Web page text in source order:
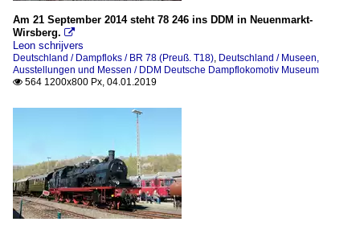
Am 21 September 2014 steht 78 246 ins DDM in Neuenmarkt-
Wirsberg. 
Leon schrijvers
Deutschland / Dampfloks / BR 78 (Preuß. T18), Deutschland / Museen,
Ausstellungen und Messen / DDM Deutsche Dampflokomotiv Museum
 564 1200x800 Px, 04.01.2019